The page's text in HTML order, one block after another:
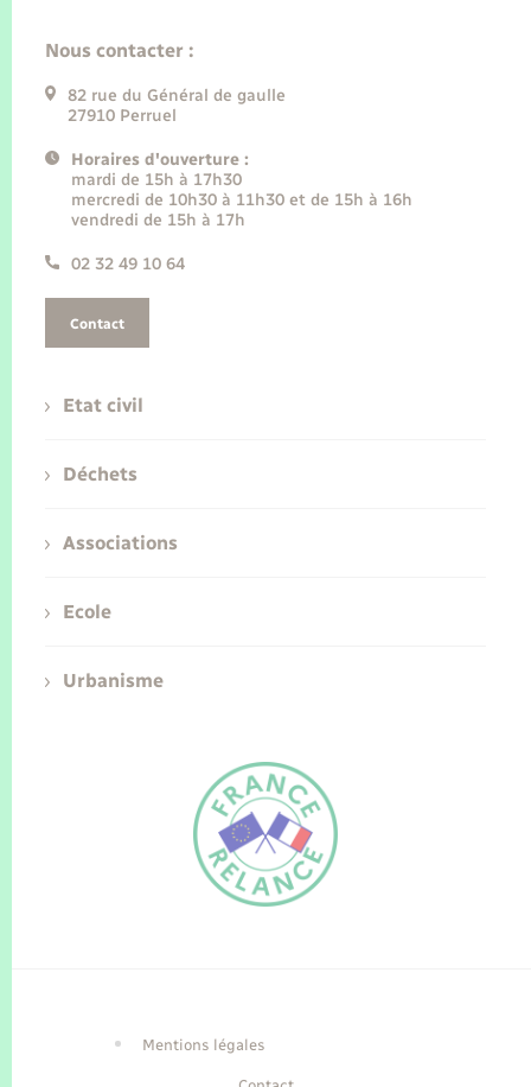
Nous contacter :
82 rue du Général de gaulle
27910 Perruel
Horaires d'ouverture :
mardi de 15h à 17h30
mercredi de 10h30 à 11h30 et de 15h à 16h
vendredi de 15h à 17h
02 32 49 10 64
Contact
Etat civil
Déchets
Associations
Ecole
Urbanisme
Mentions légales